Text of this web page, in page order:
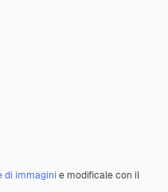
di immagini e modificale con il